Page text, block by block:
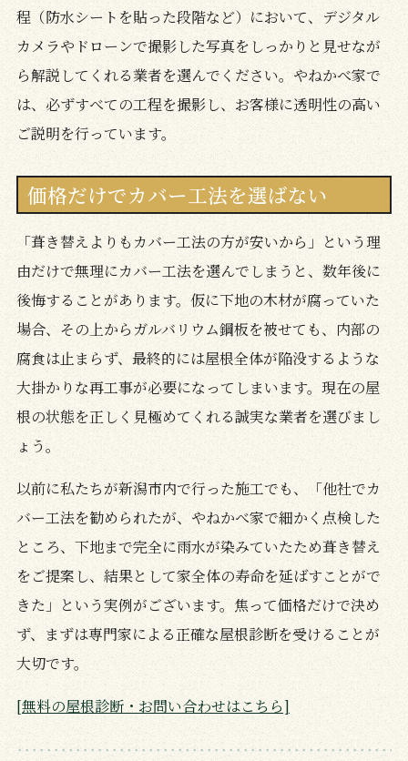
程（防水シートを貼った段階など）において、デジタル
カメラやドローンで撮影した写真をしっかりと見せなが
ら解説してくれる業者を選んでください。やねかべ家で
は、必ずすべての工程を撮影し、お客様に透明性の高い
ご説明を行っています。
価格だけでカバー工法を選ばない
「葺き替えよりもカバー工法の方が安いから」という理
由だけで無理にカバー工法を選んでしまうと、数年後に
後悔することがあります。仮に下地の木材が腐っていた
場合、その上からガルバリウム鋼板を被せても、内部の
腐食は止まらず、最終的には屋根全体が陥没するような
大掛かりな再工事が必要になってしまいます。現在の屋
根の状態を正しく見極めてくれる誠実な業者を選びまし
ょう。
以前に私たちが新潟市内で行った施工でも、「他社でカ
バー工法を勧められたが、やねかべ家で細かく点検した
ところ、下地まで完全に雨水が染みていたため葺き替え
をご提案し、結果として家全体の寿命を延ばすことがで
きた」という実例がございます。焦って価格だけで決め
ず、まずは専門家による正確な屋根診断を受けることが
大切です。
[無料の屋根診断・お問い合わせはこちら]